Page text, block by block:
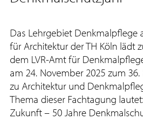
Das Lehrgebiet Denkmalpflege
für Architektur der TH Köln lädt
dem LVR-Amt für
am 24. November 2025 zum 36.
zu Architektur und
Thema dieser Fachtagung
Zukunft – 50 Jahre